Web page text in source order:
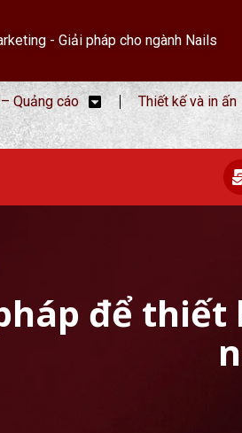
- Giải pháp cho ngành Nails
Quảng cáo Thiết kế và in ấn
để thiết